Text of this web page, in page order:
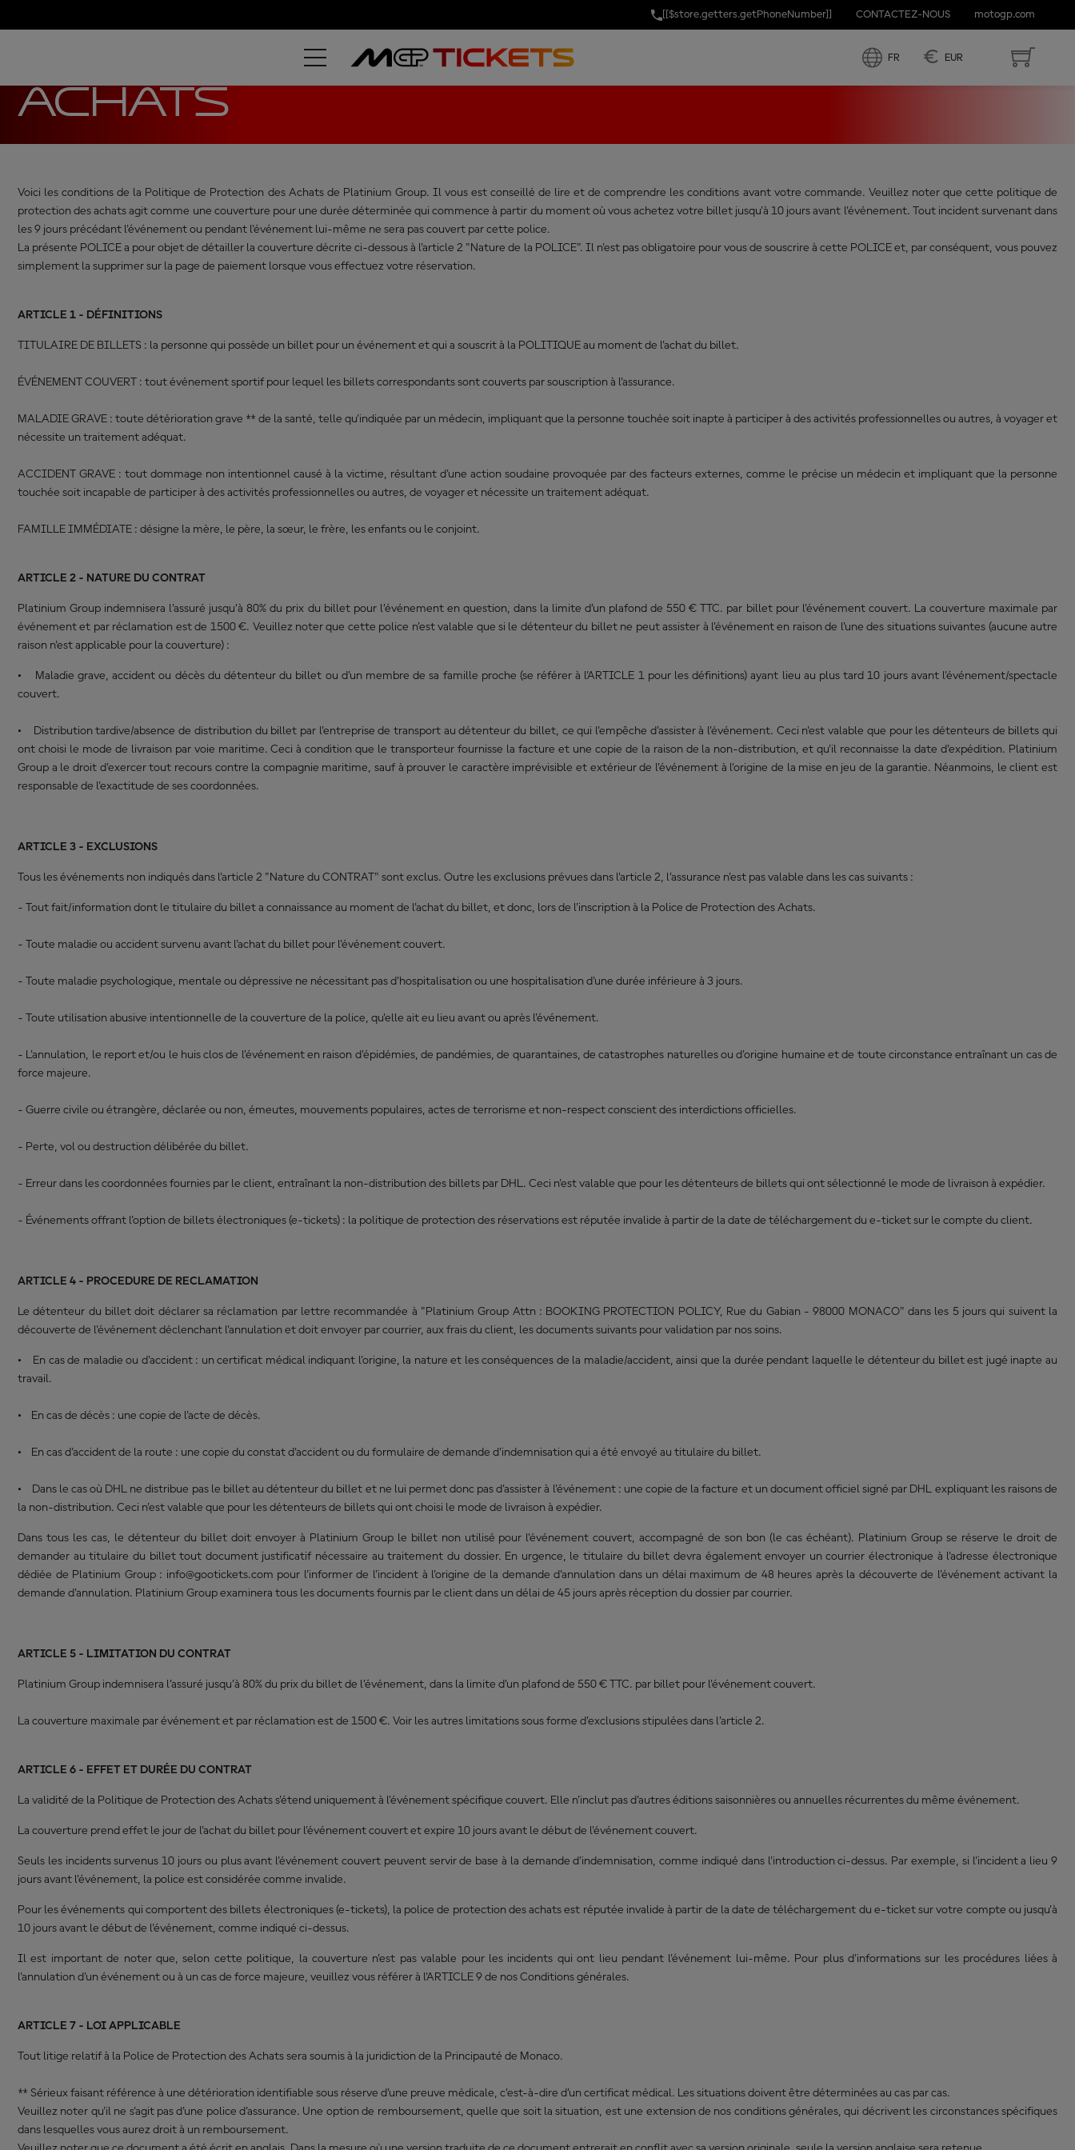
[[$store.getters.getPhoneNumber]] CONTACTEZ-NOUS motogp.com
FR € EUR
Accueil Politique de Protection des Achats
POLITIQUE DE PROTECTION DES
ACHATS
Voici les conditions de la Politique de Protection des Achats de Platinium Group. Il vous est conseillé de lire et de comprendre les conditions avant votre commande. Veuillez noter que cette politique de
protection des achats agit comme une couverture pour une durée déterminée qui commence à partir du moment où vous achetez votre billet jusqu'à 10 jours avant l'événement. Tout incident survenant dans
les 9 jours précédant l'événement ou pendant l'événement lui-même ne sera pas couvert par cette police.
La présente POLICE a pour objet de détailler la couverture décrite ci-dessous à l'article 2 "Nature de la POLICE". Il n'est pas obligatoire pour vous de souscrire à cette POLICE et, par conséquent, vous pouvez
simplement la supprimer sur la page de paiement lorsque vous effectuez votre réservation.
ARTICLE 1 - DÉFINITIONS
TITULAIRE DE BILLETS : la personne qui possède un billet pour un événement et qui a souscrit à la POLITIQUE au moment de l'achat du billet.
ÉVÉNEMENT COUVERT : tout événement sportif pour lequel les billets correspondants sont couverts par souscription à l'assurance.
MALADIE GRAVE : toute détérioration grave ** de la santé, telle qu'indiquée par un médecin, impliquant que la personne touchée soit inapte à participer à des activités professionnelles ou autres, à voyager et
nécessite un traitement adéquat.
ACCIDENT GRAVE : tout dommage non intentionnel causé à la victime, résultant d'une action soudaine provoquée par des facteurs externes, comme le précise un médecin et impliquant que la personne
touchée soit incapable de participer à des activités professionnelles ou autres, de voyager et nécessite un traitement adéquat.
FAMILLE IMMÉDIATE : désigne la mère, le père, la sœur, le frère, les enfants ou le conjoint.
ARTICLE 2 - NATURE DU CONTRAT
Platinium Group indemnisera l’assuré jusqu’à 80% du prix du billet pour l’événement en question, dans la limite d’un plafond de 550 € TTC. par billet pour l'événement couvert. La couverture maximale par
événement et par réclamation est de 1500 €. Veuillez noter que cette police n'est valable que si le détenteur du billet ne peut assister à l'événement en raison de l'une des situations suivantes (aucune autre
raison n'est applicable pour la couverture) :
• Maladie grave, accident ou décès du détenteur du billet ou d'un membre de sa famille proche (se référer à l'ARTICLE 1 pour les définitions) ayant lieu au plus tard 10 jours avant l'événement/spectacle
couvert.
• Distribution tardive/absence de distribution du billet par l'entreprise de transport au détenteur du billet, ce qui l'empêche d'assister à l'événement. Ceci n'est valable que pour les détenteurs de billets qui
ont choisi le mode de livraison par voie maritime. Ceci à condition que le transporteur fournisse la facture et une copie de la raison de la non-distribution, et qu'il reconnaisse la date d'expédition. Platinium
Group a le droit d'exercer tout recours contre la compagnie maritime, sauf à prouver le caractère imprévisible et extérieur de l'événement à l'origine de la mise en jeu de la garantie. Néanmoins, le client est
responsable de l'exactitude de ses coordonnées.
ARTICLE 3 - EXCLUSIONS
Tous les événements non indiqués dans l'article 2 "Nature du CONTRAT" sont exclus. Outre les exclusions prévues dans l'article 2, l’assurance n'est pas valable dans les cas suivants :
- Tout fait/information dont le titulaire du billet a connaissance au moment de l'achat du billet, et donc, lors de l'inscription à la Police de Protection des Achats.
- Toute maladie ou accident survenu avant l'achat du billet pour l'événement couvert.
- Toute maladie psychologique, mentale ou dépressive ne nécessitant pas d'hospitalisation ou une hospitalisation d'une durée inférieure à 3 jours.
- Toute utilisation abusive intentionnelle de la couverture de la police, qu'elle ait eu lieu avant ou après l'événement.
- L'annulation, le report et/ou le huis clos de l'événement en raison d'épidémies, de pandémies, de quarantaines, de catastrophes naturelles ou d'origine humaine et de toute circonstance entraînant un cas de
force majeure.
- Guerre civile ou étrangère, déclarée ou non, émeutes, mouvements populaires, actes de terrorisme et non-respect conscient des interdictions officielles.
- Perte, vol ou destruction délibérée du billet.
- Erreur dans les coordonnées fournies par le client, entraînant la non-distribution des billets par DHL. Ceci n'est valable que pour les détenteurs de billets qui ont sélectionné le mode de livraison à expédier.
- Événements offrant l'option de billets électroniques (e-tickets) : la politique de protection des réservations est réputée invalide à partir de la date de téléchargement du e-ticket sur le compte du client.
ARTICLE 4 - PROCEDURE DE RECLAMATION
Le détenteur du billet doit déclarer sa réclamation par lettre recommandée à "Platinium Group Attn : BOOKING PROTECTION POLICY, Rue du Gabian - 98000 MONACO" dans les 5 jours qui suivent la
découverte de l'événement déclenchant l'annulation et doit envoyer par courrier, aux frais du client, les documents suivants pour validation par nos soins.
• En cas de maladie ou d'accident : un certificat médical indiquant l'origine, la nature et les conséquences de la maladie/accident, ainsi que la durée pendant laquelle le détenteur du billet est jugé inapte au
travail.
• En cas de décès : une copie de l'acte de décès.
• En cas d'accident de la route : une copie du constat d'accident ou du formulaire de demande d'indemnisation qui a été envoyé au titulaire du billet.
• Dans le cas où DHL ne distribue pas le billet au détenteur du billet et ne lui permet donc pas d'assister à l'événement : une copie de la facture et un document officiel signé par DHL expliquant les raisons de
la non-distribution. Ceci n'est valable que pour les détenteurs de billets qui ont choisi le mode de livraison à expédier.
Dans tous les cas, le détenteur du billet doit envoyer à Platinium Group le billet non utilisé pour l'événement couvert, accompagné de son bon (le cas échéant). Platinium Group se réserve le droit de
demander au titulaire du billet tout document justificatif nécessaire au traitement du dossier. En urgence, le titulaire du billet devra également envoyer un courrier électronique à l'adresse électronique
dédiée de Platinium Group : info@gootickets.com pour l'informer de l'incident à l'origine de la demande d'annulation dans un délai maximum de 48 heures après la découverte de l'événement activant la
demande d'annulation. Platinium Group examinera tous les documents fournis par le client dans un délai de 45 jours après réception du dossier par courrier.
ARTICLE 5 - LIMITATION DU CONTRAT
Platinium Group indemnisera l’assuré jusqu’à 80% du prix du billet de l’événement, dans la limite d’un plafond de 550 € TTC. par billet pour l'événement couvert.
La couverture maximale par événement et par réclamation est de 1500 €. Voir les autres limitations sous forme d’exclusions stipulées dans l’article 2.
ARTICLE 6 - EFFET ET DURÉE DU CONTRAT
La validité de la Politique de Protection des Achats s'étend uniquement à l'événement spécifique couvert. Elle n'inclut pas d'autres éditions saisonnières ou annuelles récurrentes du même événement.
La couverture prend effet le jour de l'achat du billet pour l'événement couvert et expire 10 jours avant le début de l'événement couvert.
Seuls les incidents survenus 10 jours ou plus avant l'événement couvert peuvent servir de base à la demande d'indemnisation, comme indiqué dans l'introduction ci-dessus. Par exemple, si l'incident a lieu 9
jours avant l'événement, la police est considérée comme invalide.
Pour les événements qui comportent des billets électroniques (e-tickets), la police de protection des achats est réputée invalide à partir de la date de téléchargement du e-ticket sur votre compte ou jusqu'à
10 jours avant le début de l'événement, comme indiqué ci-dessus.
Il est important de noter que, selon cette politique, la couverture n'est pas valable pour les incidents qui ont lieu pendant l'événement lui-même. Pour plus d'informations sur les procédures liées à
l'annulation d'un événement ou à un cas de force majeure, veuillez vous référer à l'ARTICLE 9 de nos Conditions générales.
ARTICLE 7 - LOI APPLICABLE
Tout litige relatif à la Police de Protection des Achats sera soumis à la juridiction de la Principauté de Monaco.
** Sérieux faisant référence à une détérioration identifiable sous réserve d’une preuve médicale, c’est-à-dire d’un certificat médical. Les situations doivent être déterminées au cas par cas.
Veuillez noter qu'il ne s'agit pas d'une police d'assurance. Une option de remboursement, quelle que soit la situation, est une extension de nos conditions générales, qui décrivent les circonstances spécifiques
dans lesquelles vous aurez droit à un remboursement.